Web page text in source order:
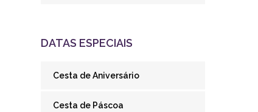
DATAS ESPECIAIS
Cesta de Aniversário
Cesta de Páscoa